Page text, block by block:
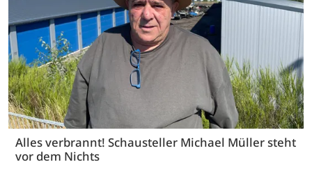
Alles verbrannt! Schausteller Michael Müller steht
vor dem Nichts